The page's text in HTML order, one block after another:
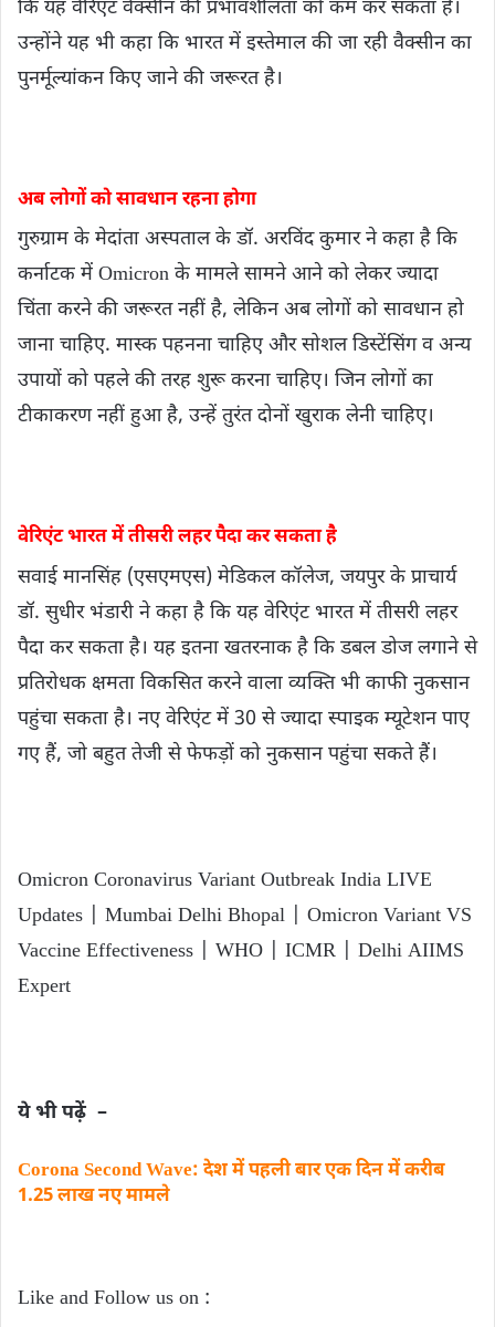
कि यह वैरिएंट वैक्सीन की प्रभावशीलता को कम कर सकता है।
उन्होंने यह भी कहा कि भारत में इस्तेमाल की जा रही वैक्सीन का
पुनर्मूल्यांकन किए जाने की जरूरत है।
अब लोगों को सावधान रहना होगा
गुरुग्राम के मेदांता अस्पताल के डॉ. अरविंद कुमार ने कहा है कि
कर्नाटक में Omicron के मामले सामने आने को लेकर ज्यादा
चिंता करने की जरूरत नहीं है, लेकिन अब लोगों को सावधान हो
जाना चाहिए. मास्क पहनना चाहिए और सोशल डिस्टेंसिंग व अन्य
उपायों को पहले की तरह शुरू करना चाहिए। जिन लोगों का
टीकाकरण नहीं हुआ है, उन्हें तुरंत दोनों खुराक लेनी चाहिए।
वेरिएंट भारत में तीसरी लहर पैदा कर सकता है
सवाई मानसिंह (एसएमएस) मेडिकल कॉलेज, जयपुर के प्राचार्य
डॉ. सुधीर भंडारी ने कहा है कि यह वेरिएंट भारत में तीसरी लहर
पैदा कर सकता है। यह इतना खतरनाक है कि डबल डोज लगाने से
प्रतिरोधक क्षमता विकसित करने वाला व्यक्ति भी काफी नुकसान
पहुंचा सकता है। नए वेरिएंट में 30 से ज्यादा स्पाइक म्यूटेशन पाए
गए हैं, जो बहुत तेजी से फेफड़ों को नुकसान पहुंचा सकते हैं।
Omicron Coronavirus Variant Outbreak India LIVE
Updates | Mumbai Delhi Bhopal | Omicron Variant VS
Vaccine Effectiveness | WHO | ICMR | Delhi AIIMS
Expert
ये भी पढ़ें –
Corona Second Wave: देश में पहली बार एक दिन में करीब
1.25 लाख नए मामले
Like and Follow us on :